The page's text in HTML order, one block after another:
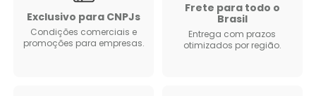
Exclusivo para CNPJs
Condições comerciais e
promoções para empresas.
Frete para todo o
Brasil
Entrega com prazos
otimizados por região.